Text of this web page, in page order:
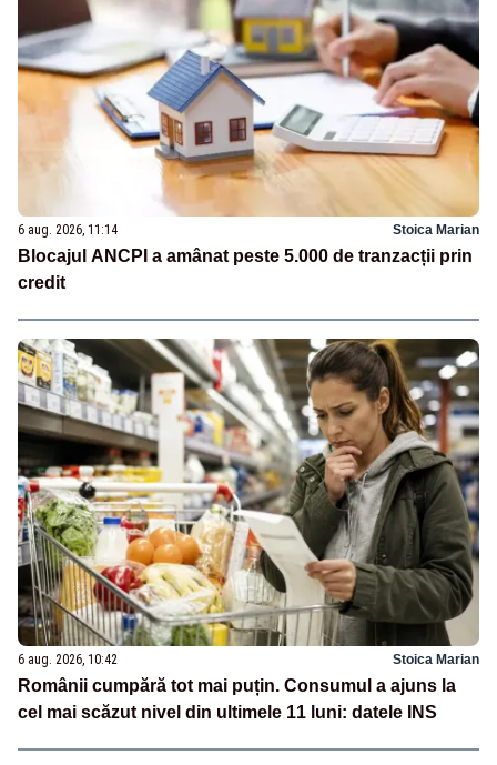
6 aug. 2026, 11:14 Stoica Marian
Blocajul ANCPI a amânat peste 5.000 de tranzacții prin
credit
6 aug. 2026, 10:42 Stoica Marian
Românii cumpără tot mai puțin. Consumul a ajuns la
cel mai scăzut nivel din ultimele 11 luni: datele INS